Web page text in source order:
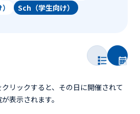
Sch（学生向け）
リックすると、その日に開催されて
表示されます。